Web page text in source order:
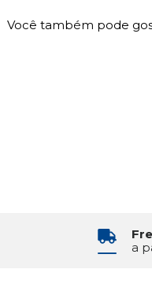
Você também pode
a